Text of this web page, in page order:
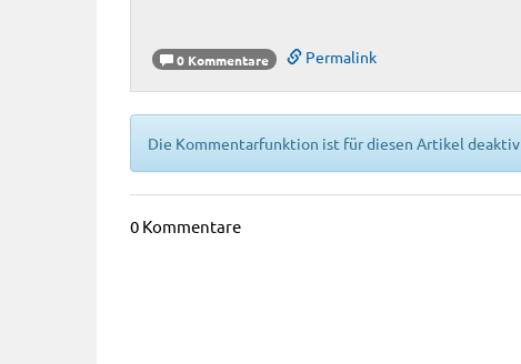
0 Kommentare Permalink
Die Kommentarfunktion ist für diesen Artikel
0 Kommentare